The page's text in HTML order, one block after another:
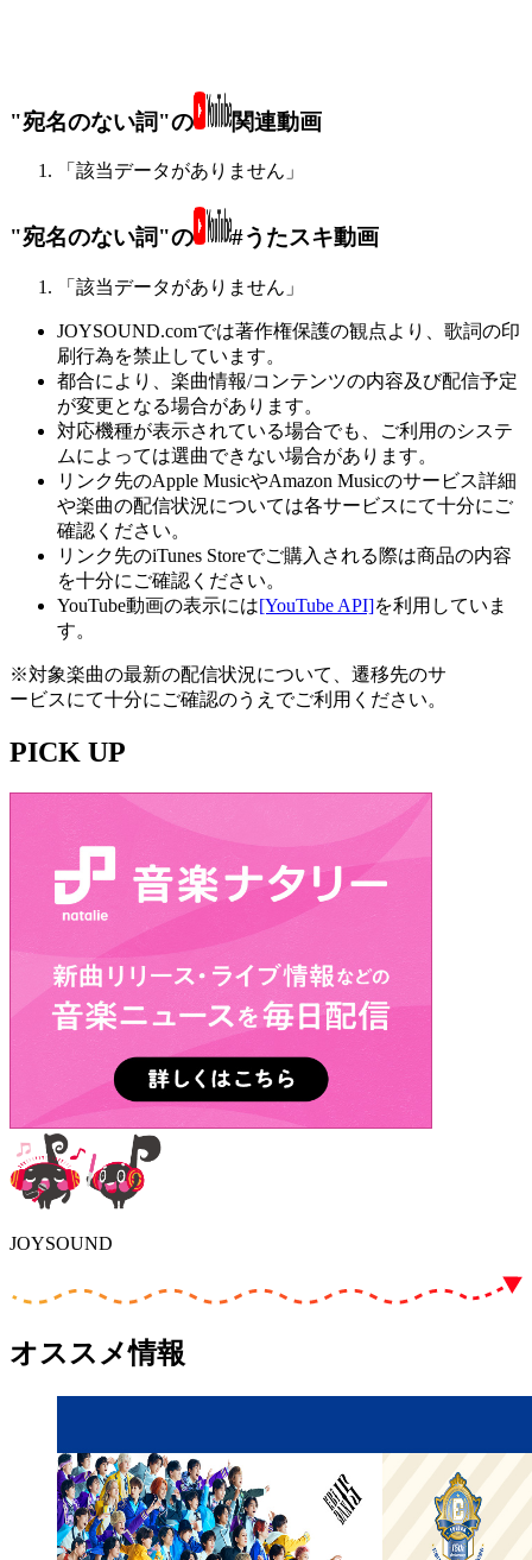
"宛名のない詞"の 関連動画
「該当データがありません」
"宛名のない詞"の #うたスキ動画
「該当データがありません」
JOYSOUND.comでは著作権保護の観点より、歌詞の印
刷行為を禁止しています。
都合により、楽曲情報/コンテンツの内容及び配信予定
が変更となる場合があります。
対応機種が表示されている場合でも、ご利用のシステ
ムによっては選曲できない場合があります。
リンク先のApple MusicやAmazon Musicのサービス詳細
や楽曲の配信状況については各サービスにて十分にご
確認ください。
リンク先のiTunes Storeでご購入される際は商品の内容
を十分にご確認ください。
YouTube動画の表示には[YouTube API]を利用していま
す。
※対象楽曲の最新の配信状況について、遷移先のサ
ービスにて十分にご確認のうえでご利用ください。
PICK UP
JOYSOUND
オススメ情報